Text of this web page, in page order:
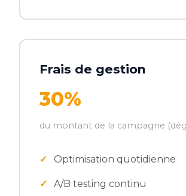
Frais de gestion
30%
du montant de la campagne
Optimisation quotidienne
A/B testing continu